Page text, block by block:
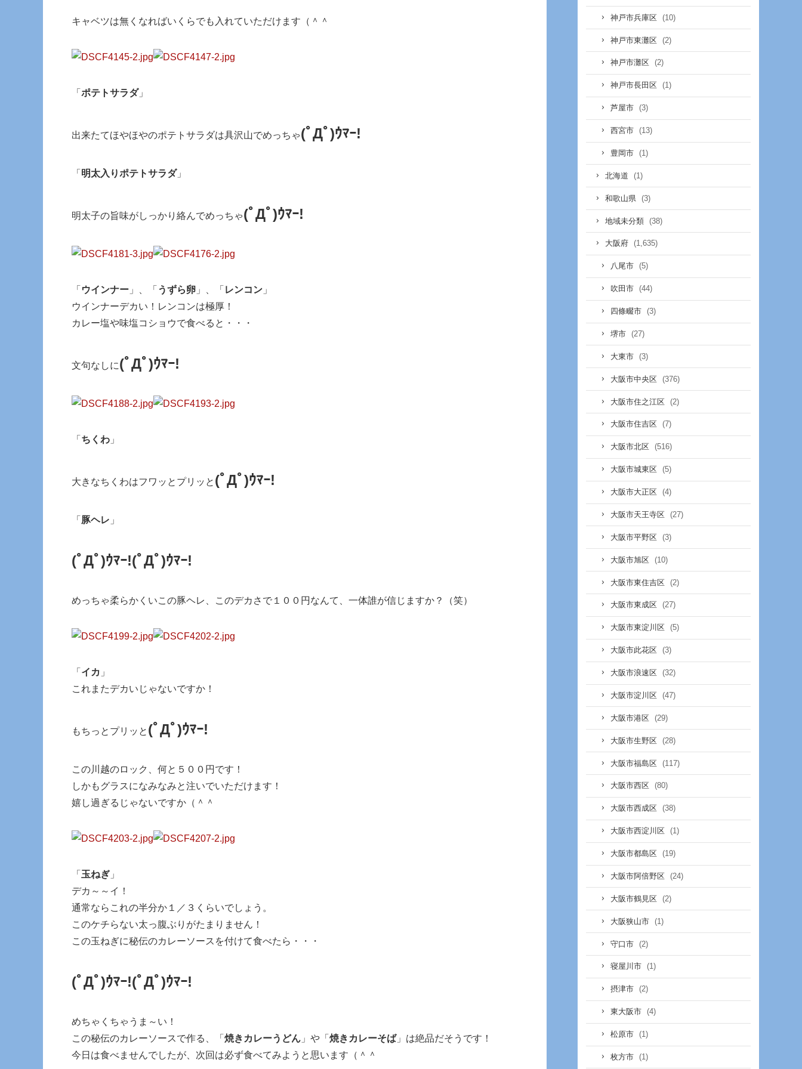
キャベツは無くなればいくらでも入れていただけます（＾＾
「 ポテトサラダ」
出来たてほやほやのポテトサラダは具沢山でめっちゃ(ﾟДﾟ)ｳﾏｰ!
「 明太入りポテトサラダ」
明太子の旨味がしっかり絡んでめっちゃ(ﾟДﾟ)ｳﾏｰ!
「 ウインナー 」、「 うずら卵 」、「 レンコン 」
ウインナーデカい！レンコンは極厚！
カレー塩や味塩コショウで食べると・・・
文句なしに(ﾟДﾟ)ｳﾏｰ!
「 ちくわ 」
大きなちくわはフワッとプリッと (ﾟДﾟ)ｳﾏｰ!
「 豚ヘレ 」
(ﾟДﾟ)ｳﾏｰ!(ﾟДﾟ)ｳﾏｰ!
めっちゃ柔らかくいこの豚ヘレ、このデカさで１００円なんて、一体誰が信じますか？（笑）
「 イカ 」
これまたデカいじゃないですか！
もちっとプリッと (ﾟДﾟ)ｳﾏｰ!
この川越のロック、何と５００円です！
しかもグラスになみなみと注いでいただけます！
嬉し過ぎるじゃないですか（＾＾
「 玉ねぎ 」
デカ～～イ！
通常ならこれの半分か１／３くらいでしょう。
このケチらない太っ腹ぶりがたまりません！
この玉ねぎに秘伝のカレーソースを付けて食べたら・・・
(ﾟДﾟ)ｳﾏｰ!(ﾟДﾟ)ｳﾏｰ!
めちゃくちゃうま～い！
この秘伝のカレーソースで作る、「 焼きカレーうどん 」や「 焼きカレーそば」は絶品だそうです！
今日は食べませんでしたが、次回は必ず食べてみようと思います（＾＾
神戸市兵庫区 (10)
神戸市東灘区 (2)
神戸市灘区 (2)
神戸市長田区 (1)
芦屋市 (3)
西宮市 (13)
豊岡市 (1)
北海道 (1)
和歌山県 (3)
地域未分類 (38)
大阪府 (1,635)
八尾市 (5)
吹田市 (44)
四條畷市 (3)
堺市 (27)
大東市 (3)
大阪市中央区 (376)
大阪市住之江区 (2)
大阪市住吉区 (7)
大阪市北区 (516)
大阪市城東区 (5)
大阪市大正区 (4)
大阪市天王寺区 (27)
大阪市平野区 (3)
大阪市旭区 (10)
大阪市東住吉区 (2)
大阪市東成区 (27)
大阪市東淀川区 (5)
大阪市此花区 (3)
大阪市浪速区 (32)
大阪市淀川区 (47)
大阪市港区 (29)
大阪市生野区 (28)
大阪市福島区 (117)
大阪市西区 (80)
大阪市西成区 (38)
大阪市西淀川区 (1)
大阪市都島区 (19)
大阪市阿倍野区 (24)
大阪市鶴見区 (2)
大阪狭山市 (1)
守口市 (2)
寝屋川市 (1)
摂津市 (2)
東大阪市 (4)
松原市 (1)
枚方市 (1)